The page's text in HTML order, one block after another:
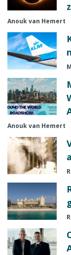
Anouk van Hemert
Anouk van Hemert